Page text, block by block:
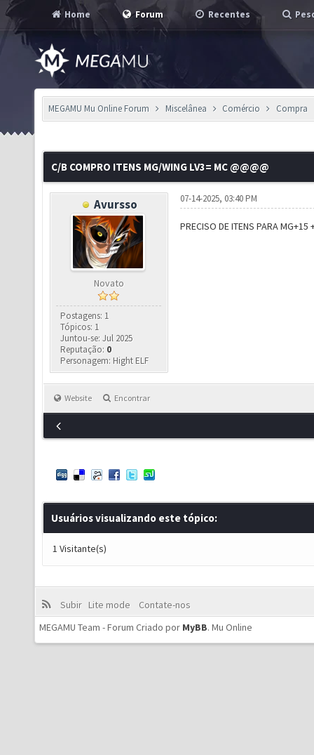
Home Forum Recentes
MEGAMU Mu Online Forum Miscelânea Comércio Compra
C/B COMPRO ITENS MG/WING LV3= MC @@@@
Avursso
Novato
Postagens: 1
Tópicos: 1
Juntou-se: Jul 2025
Reputação: 0
Personagem: Hight ELF
07-14-2025, 03:40 PM
PRECISO DE ITENS PARA MG+15
Website Encontrar
Usuários visualizando este tópico:
1 Visitante(s)
Subir Lite mode
Contate-nos
MEGAMU Team - Forum Criado por MyBB. Mu Online